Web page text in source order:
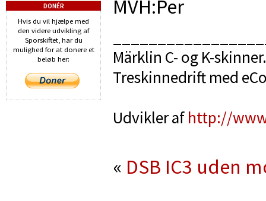
MVH:Per
Märklin C- og K-skinner.
Treskinnedrift med
Udvikler af http://
« DSB IC3 uden
DONÉR
Hvis du vil hjælpe med
den videre udvikling af
Sporskiftet, har du
mulighed for at donere et
beløb her: